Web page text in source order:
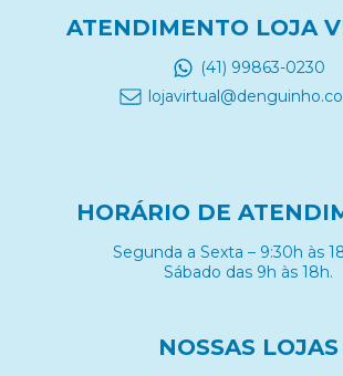
ATENDIMENTO LOJA
(41) 99863-0230
HORÁRIO DE
Segunda a Sexta – 9:30h às
Sábado das 9h às 18h.
NOSSAS LOJAS